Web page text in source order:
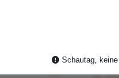
Schautag, keine